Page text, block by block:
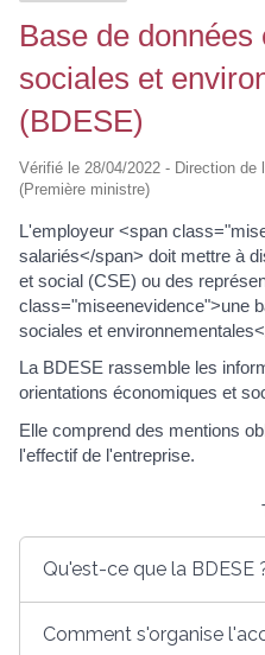
Base de données
sociales et
(BDESE)
Vérifié le 28/04/2022 - Direction
(Première ministre)
L'employeur <span
salariés</span> doit mettre à
et social (CSE) ou des
class="miseenevidence">une
sociales et
La BDESE rassemble les
orientations économiques et
Elle comprend des mentions
l'effectif de l'entreprise.
Qu'est-ce que la BDESE
Comment s'organise